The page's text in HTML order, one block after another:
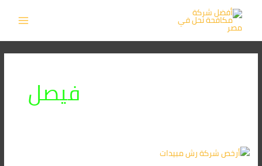
المحتوى
فيصل
أرخص